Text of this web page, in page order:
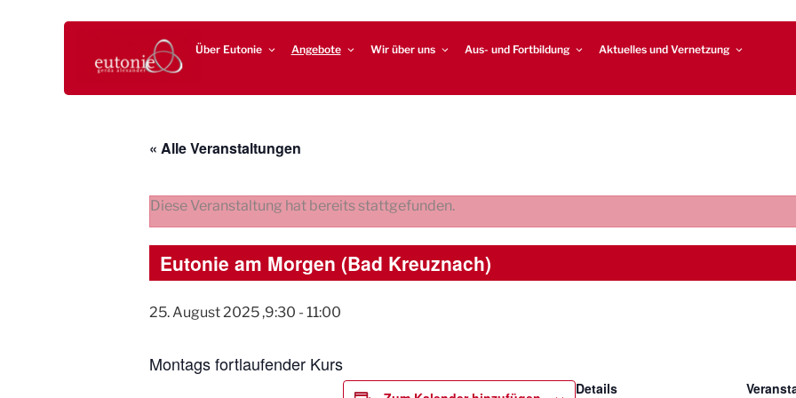
EUTONIE.DE
Über Eutonie Angebote Wir über uns Aus- und Fortbildung Aktuelles und Vernetzung
« Alle Veranstaltungen
Diese Veranstaltung hat bereits stattgefunden.
Eutonie am Morgen (Bad Kreuznach)
25. August 2025 ,9:30 - 11:00
Montags fortlaufender Kurs
Details